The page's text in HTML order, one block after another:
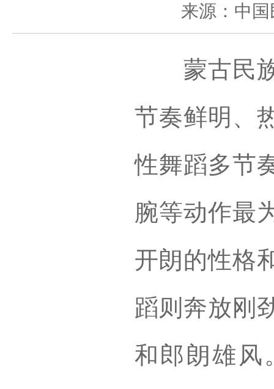
来源：中
蒙古民族
节奏鲜明、
性舞蹈多节
腕等动作最
开朗的性格
蹈则奔放刚
和郎朗雄风